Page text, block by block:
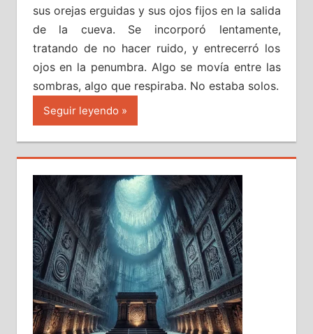
sus orejas erguidas y sus ojos fijos en la salida
de la cueva. Se incorporó lentamente,
tratando de no hacer ruido, y entrecerró los
ojos en la penumbra. Algo se movía entre las
sombras, algo que respiraba. No estaba solos.
Seguir leyendo